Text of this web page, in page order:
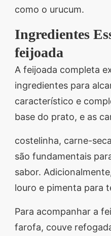
como o urucum.
Ingredientes
feijoada
A feijoada completa
ingredientes para
característico e
base do prato, e as
costelinha, carne-
são fundamentais
sabor.
louro e pimenta para
Para acompanhar a
farofa, couve